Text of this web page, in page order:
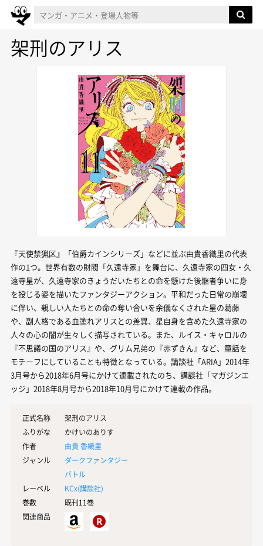
架刑のアリス
『天使禁猟区』「伯爵カインシリーズ」などに並ぶ由貴香織里の代表
作の1つ。世界有数の財閥「久遠寺家」を舞台に、久遠寺家の四女・久
遠寺星が、久遠寺家のきょうだいたちとの命を懸けた後継者争いに身
を投じる姿を描いたファンタジーアクション。平和だった日常の崩壊
に伴い、親しい人たちとの命の奪い合いを余儀なくされた星の葛藤
や、副人格である血塗れアリスとの差異、星自身を含めた久遠寺家の
人々の心の闇が生々しく描写されている。また、ルイス・キャロルの
『不思議の国のアリス』や、グリム兄弟の『赤ずきん』など、童話を
モチーフにしていることも特徴となっている。講談社「ARIA」2014年
3月号から2018年6月号にかけて連載されたのち、講談社「マガジンエ
ッジ」2018年8月号から2018年10月号にかけて連載の作品。
正式名称
架刑のアリス
ふりがな
かけいのありす
作者
由貴 香織里
ジャンル
ダークファンタジー
バトル
レーベル
KCx(講談社)
巻数
既刊11巻
関連商品